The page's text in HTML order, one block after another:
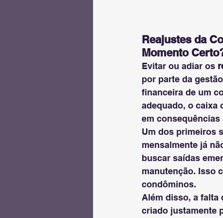
Reajustes da
Momento
Evitar ou adiar os
por parte da
financeira de um
adequado, o caixa
em
Um dos primeiros
mensalmente já
buscar saídas
manutenção. Isso
condôminos.
Além disso, a falta
criado justamente